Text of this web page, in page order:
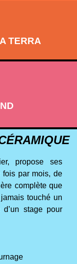
propose ses
fois par mois, de
complète que
touché un
stage pour
TERRA